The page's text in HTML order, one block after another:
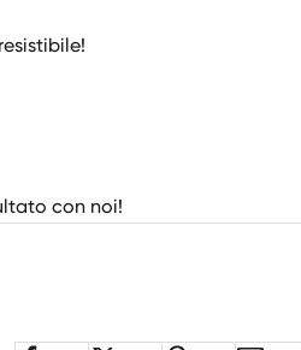
con noi!